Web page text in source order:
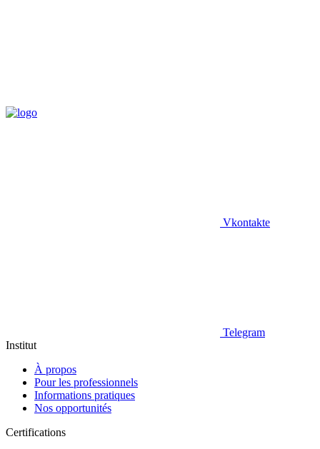
Vkontakte
Telegram
Institut
À propos
Pour les professionnels
Informations pratiques
Nos opportunités
Certifications